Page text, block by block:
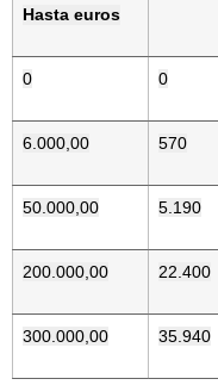
Hasta euros
0 0
6.000,00 570
50.000,00 5.190
200.000,00 22.400
300.000,00 35.940